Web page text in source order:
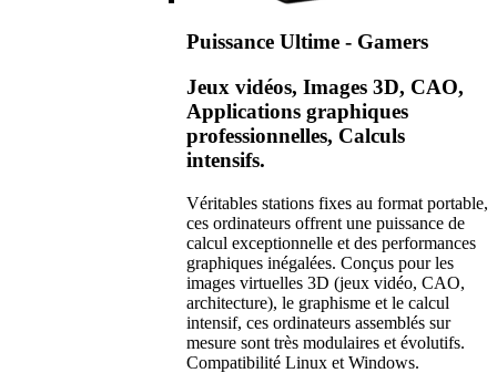
Puissance Ultime - Gamers
Jeux vidéos, Images 3D, CAO,
Applications graphiques
professionnelles, Calculs
intensifs.
Véritables stations fixes au format portable,
ces ordinateurs offrent une puissance de
calcul exceptionnelle et des performances
graphiques inégalées. Conçus pour les
images virtuelles 3D (jeux vidéo, CAO,
architecture), le graphisme et le calcul
intensif, ces ordinateurs assemblés sur
mesure sont très modulaires et évolutifs.
Compatibilité Linux et Windows.